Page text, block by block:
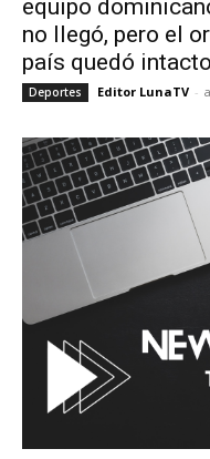
equipo
no llegó, pero el
país quedó intacto
Deportes Editor LunaTV -